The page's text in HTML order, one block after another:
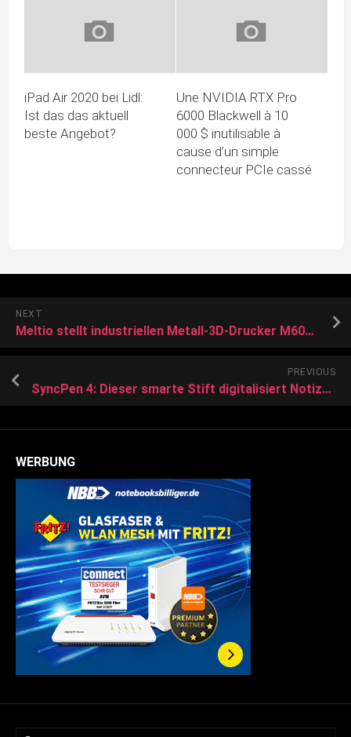
iPad Air 2020 bei Lidl:
Ist das das aktuell
beste Angebot?
Une NVIDIA RTX Pro
6000 Blackwell à 10
000 $ inutilisable à
cause d’un simple
connecteur PCIe cassé
NEXT
Meltio stellt industriellen Metall-3D-Drucker M600 mit großem Bauraum vor
PREVIOUS
SyncPen 4: Dieser smarte Stift digitalisiert Notizen druckempfindlich – und soll dank abwachbaren Notizbüchern keine Folgekosten verursachen
WERBUNG